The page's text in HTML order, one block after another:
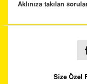
Aklınıza takılan
Size Özel